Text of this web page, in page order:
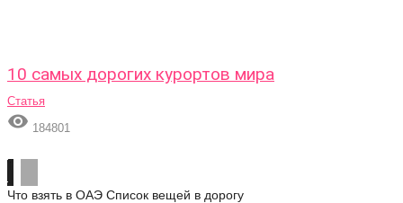
10 самых дорогих курортов мира
Статья
 184801
Что взять в ОАЭ Список вещей в дорогу